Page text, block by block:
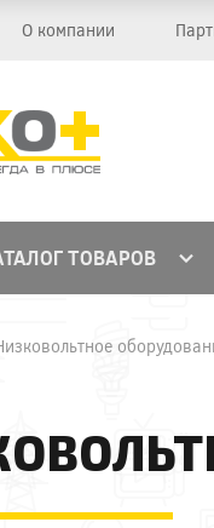
О компании
ТОВАРОВ